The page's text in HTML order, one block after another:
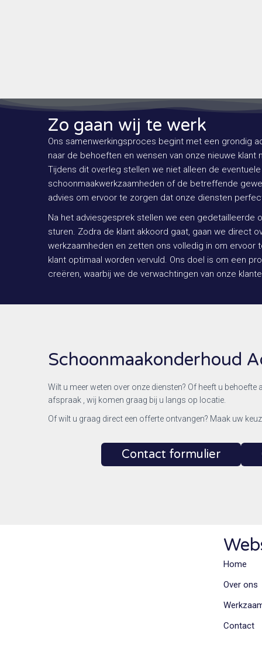
Zo gaan wij te werk
Ons samenwerkingsproces begint met een grondig
naar de behoeften en wensen van onze nieuwe
Tijdens dit overleg stellen we niet alleen de
schoonmaakwerkzaamheden of de betreffende
advies om ervoor te zorgen dat onze diensten
Na het adviesgesprek stellen we een gedetailleerde
sturen. Zodra de klant akkoord gaat, gaan we direct
werkzaamheden en zetten ons volledig in om
klant optimaal worden vervuld. Ons doel is om een
creëren, waarbij we de verwachtingen van onze
Schoonmaakonderhoud
Wilt u meer weten over onze diensten? Of heeft u behoefte
afspraak , wij komen graag bij u langs op locatie.
Of wilt u graag direct een offerte ontvangen? Maak uw
Contact formulier
Home
Over ons
Contact